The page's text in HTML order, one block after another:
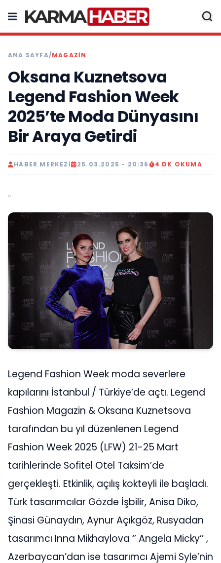
ANA SAYFA/MAGAZIN
Oksana Kuznetsova
Legend Fashion Week
2025’te Moda Dünyasını
Bir Araya Getirdi
HABER MERKEZI 25.03.2025 - 20:36 4 DK OKUMA
..
Legend Fashion Week moda severlere
kapılarını İstanbul / Türkiye’de açtı. Legend
Fashion Magazin & Oksana Kuznetsova
tarafından bu yıl düzenlenen Legend
Fashion Week 2025 (LFW) 21-25 Mart
tarihlerinde Sofitel Otel Taksim’de
gerçekleşti. Etkinlik, açılış kokteyli ile başladı.
Türk tasarımcılar Gözde İşbilir, Anisa Diko,
Şinasi Günaydın, Aynur Açıkgöz, Rusyadan
tasarımcı Inna Mikhaylova ‘’ Angela Micky’’ ,
Azerbaycan’dan ise tasarımcı Ajemi Syle’nin